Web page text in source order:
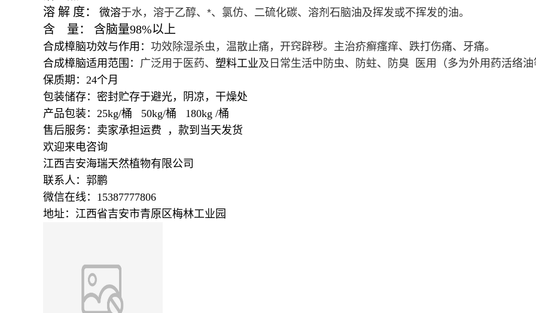
溶 解 度： 微溶于水，溶于乙醇、*、氯仿、二硫化碳、溶剂石脑油及挥发或不挥发的油。
含 量： 含脑量98%以上
合成樟脑功效与作用： 功效除湿杀虫，温散止痛，开窍辟秽。主治疥癣瘙痒、跌打伤痛、牙痛。
合成樟脑适用范围： 广泛用于医药、 塑料工业及日常生活中防虫、防蛀、防臭 医用（多为外用药活络油
保质期：24个月
包装储存：密封贮存于避光，阴凉，干燥处
产品包装：25kg/桶 50kg/桶 180kg /桶
售后服务：卖家承担运费 ，款到当天发货
欢迎来电咨询
江西吉安海瑞天然植物有限公司
联系人：郭鹏
微信在线：15387777806
地址：江西省吉安市青原区梅林工业园